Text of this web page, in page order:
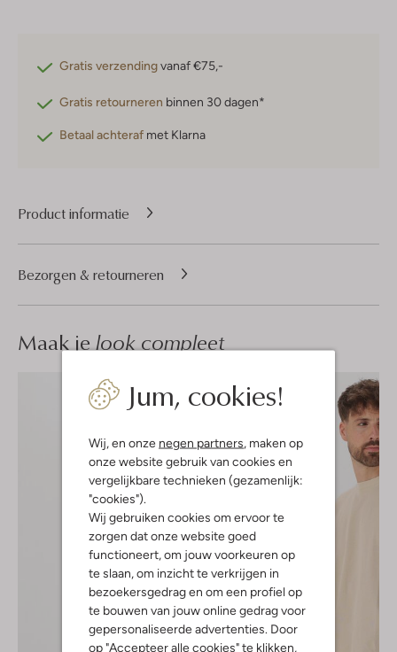
Jum, cookies!
Wij, en onze negen partners , maken op
onze website gebruik van cookies en
vergelijkbare technieken (gezamenlijk:
"cookies").
Wij gebruiken cookies om ervoor te
zorgen dat onze website goed
functioneert, om jouw voorkeuren op
te slaan, om inzicht te verkrijgen in
bezoekersgedrag en om een profiel op
te bouwen van jouw online gedrag voor
gepersonaliseerde advertenties. Door
op "Accepteer alle cookies" te klikken,
Gratis verzendingvanaf €75,-
Gratis retourneren binnen 30 dagen*
Betaal achteraf met Klarna
Product informatie
Bezorgen & retourneren
Maak jelook compleet